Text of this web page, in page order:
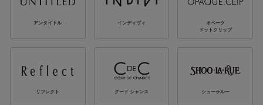
アンタイトル インディヴィ
オペーク
ドットクリップ
リフレクト クード シャンス シューラルー